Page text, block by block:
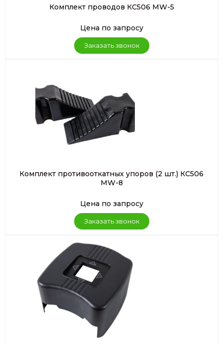
Комплект проводов КС506 MW-5
Цена по запросу
Заказать звонок
Комплект противооткатных упоров (2 шт.) КС506
MW-8
Цена по запросу
Заказать звонок